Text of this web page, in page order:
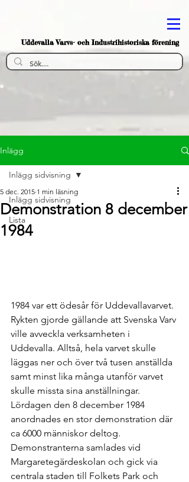
Uddevalla Varvs- och Industrihistoriska förening
Inlägg
Inlägg sidvisning
Lista
Inlägg sidvisning
Demonstration 8 december
1984
5 dec. 2015 1 min läsning
1984 var ett ödesår för Uddevallavarvet.
Rykten gjorde gällande att Svenska Varv
ville avveckla verksamheten i
Uddevalla. Alltså, hela varvet skulle
läggas ner och över två tusen anställda
samt minst lika många utanför varvet
skulle missta sina anställningar.
Lördagen den 8 december 1984
anordnades en stor demonstration där
ca 6000 människor deltog.
Demonstranterna samlades vid
Margaretegärdeskolan och gick via
centrala staden till Folkets Park och